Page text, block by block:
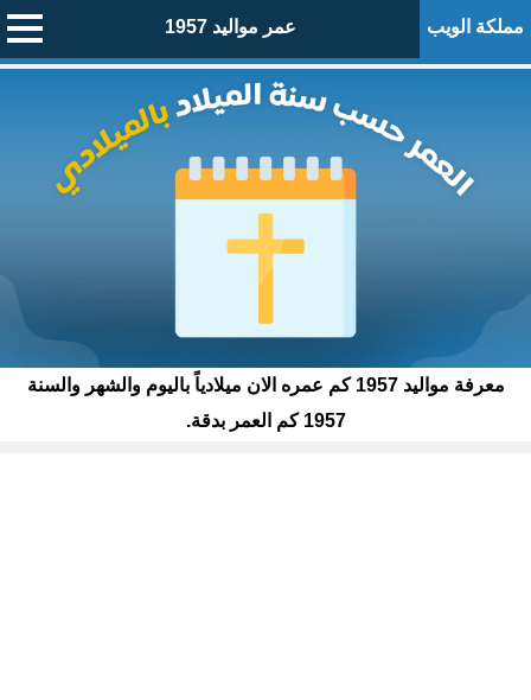
مملكة الويب عمر مواليد 1957
معرفة مواليد 1957 كم عمره الان ميلادياً باليوم والشهر والسنة
1957 كم العمر بدقة.